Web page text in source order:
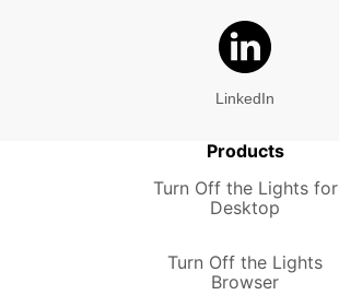
LinkedIn
Products
Turn Off the Lights for
Desktop
Turn Off the Lights
Browser